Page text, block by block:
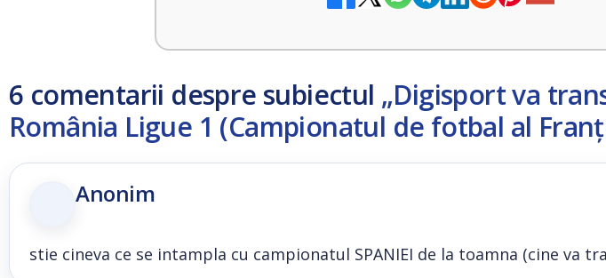
6 comentarii despre subiectul „Digisport va
România Ligue 1 (Campionatul de fotbal al
Anonim
stie cineva ce se intampla cu campionatul SPANIEI de la toamna (cine va